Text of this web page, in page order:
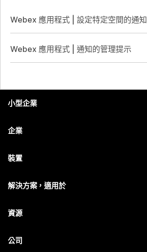
Webex 應用程式 | 設定特定空間的通知
Webex 應用程式 | 通知的管理提示
小型企業
企業
裝置
解決方案，適用於
資源
公司